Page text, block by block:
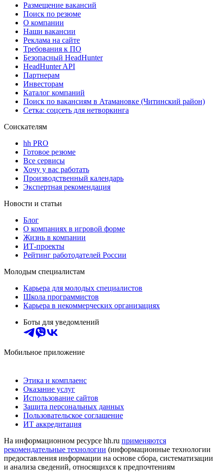
Размещение вакансий
Поиск по резюме
О компании
Наши вакансии
Реклама на сайте
Требования к ПО
Безопасный HeadHunter
HeadHunter API
Партнерам
Инвесторам
Каталог компаний
Поиск по вакансиям в Атамановке (Читинский район)
Сетка: соцсеть для нетворкинга
Соискателям
hh PRO
Готовое резюме
Все сервисы
Хочу у вас работать
Производственный календарь
Экспертная рекомендация
Новости и статьи
Блог
О компаниях в игровой форме
Жизнь в компании
ИТ-проекты
Рейтинг работодателей России
Молодым специалистам
Карьера для молодых специалистов
Школа программистов
Карьера в некоммерческих организациях
Боты для уведомлений
Мобильное приложение
Этика и комплаенс
Оказание услуг
Использование сайтов
Защита персональных данных
Пользовательское соглашение
ИТ аккредитация
На информационном ресурсе hh.ru применяются
рекомендательные технологии (информационные технологии
предоставления информации на основе сбора, систематизации
и анализа сведений, относящихся к предпочтениям